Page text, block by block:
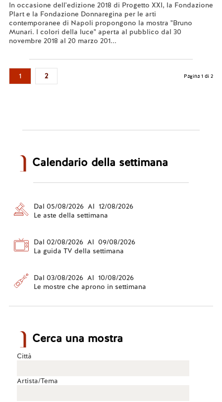
In occasione dell'edizione 2018 di Progetto XXI, la Fondazione
Plart e la Fondazione Donnaregina per le arti
contemporanee di Napoli propongono la mostra "Bruno
Munari. I colori della luce" aperta al pubblico dal 30
novembre 2018 al 20 marzo 201...
1 2 Pagina 1 di 2
Calendario della settimana
Dal 05/08/2026 Al 12/08/2026
Le aste della settimana
Dal 02/08/2026 Al 09/08/2026
La guida TV della settimana
Dal 03/08/2026 Al 10/08/2026
Le mostre che aprono in settimana
Cerca una mostra
Città
Artista/Tema